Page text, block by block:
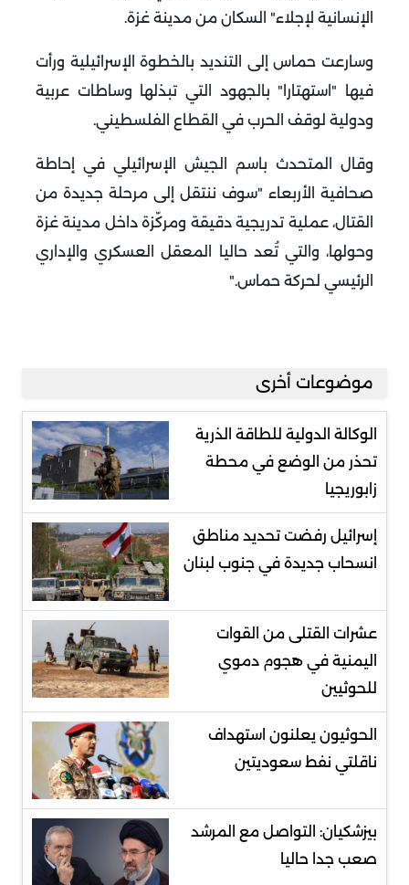
الإنسانية لإجلاء" السكان من مدينة غزة.
وسارعت حماس إلى التنديد بالخطوة الإسرائيلية ورأت
فيها "استهتارا" بالجهود التي تبذلها وساطات عربية
ودولية لوقف الحرب في القطاع الفلسطيني.
وقال المتحدث باسم الجيش الإسرائيلي في إحاطة
صحافية الأربعاء "سوف ننتقل إلى مرحلة جديدة من
القتال، عملية تدريجية دقيقة ومركّزة داخل مدينة غزة
وحولها، والتي تُعد حاليا المعقل العسكري والإداري
الرئيسي لحركة حماس".
موضوعات أخرى
الوكالة الدولية للطاقة الذرية
تحذر من الوضع في محطة
زابوريجيا
إسرائيل رفضت تحديد مناطق
انسحاب جديدة في جنوب لبنان
عشرات القتلى من القوات
اليمنية في هجوم دموي
للحوثيين
الحوثيون يعلنون استهداف
ناقلتي نفط سعوديتين
بيزشكيان: التواصل مع المرشد
صعب جدا حاليا